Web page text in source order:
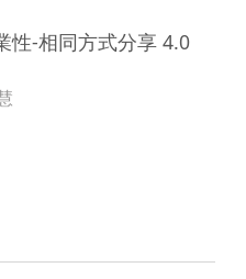
性-相同方式分享 4.0